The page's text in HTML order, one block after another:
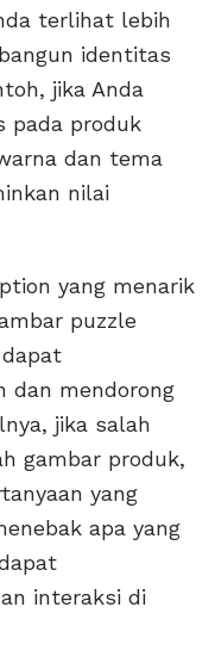
terlihat lebih
identitas
jika Anda
pada produk
dan tema
nilai
yang menarik
puzzle
dan mendorong
jika salah
gambar produk,
yang
apa yang
interaksi di